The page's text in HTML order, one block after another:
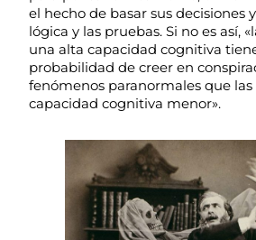
el hecho de basar sus decisiones
lógica y las pruebas. Si no es así,
una alta capacidad cognitiva
probabilidad de creer en
fenómenos paranormales que
capacidad cognitiva menor».